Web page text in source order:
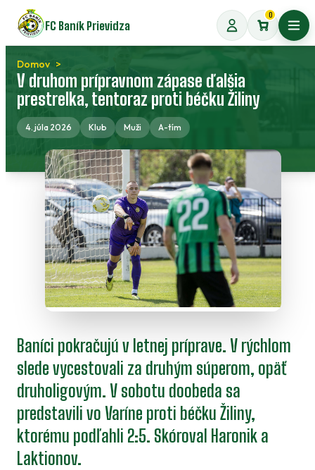
Preskočiť
na
obsah
FC Baník Prievidza
0
Domov
V druhom prípravnom zápase ďalšia
prestrelka, tentoraz proti béčku Žiliny
4. júla 2026 Klub Muži A-tím
Baníci pokračujú v letnej príprave. V rýchlom
slede vycestovali za druhým súperom, opäť
druholigovým. V sobotu doobeda sa
predstavili vo Varíne proti béčku Žiliny,
ktorému podľahli 2:5. Skóroval Haronik a
Laktionov.